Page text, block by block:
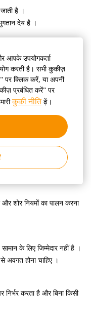
आपके उपयोगकर्ता
करती है। सभी कुकीज़
पर क्लिक करें, या अपनी
प्रबंधित करें" पर
कुकी नीतिढ़ें।
है ।
देय है ।
बजे तक होता है ।
चेक-इन और देर से चेक-
पर निर्दिष्ट है ।
हैं ।
हैं ।
और शोर नियमों का पालन करना
के लिए जिम्मेदार नहीं है ।
अवगत होना चाहिए ।
करता है और बिना किसी